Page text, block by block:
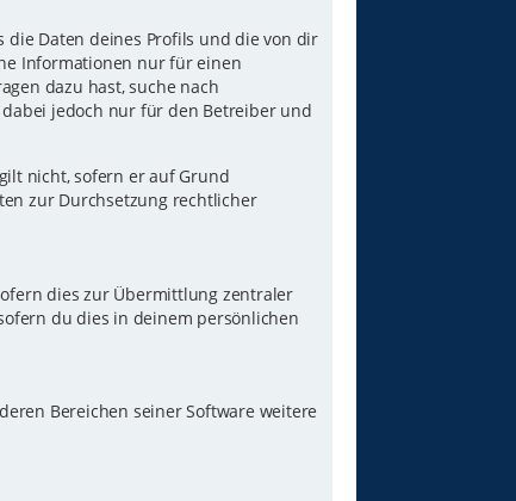
die Daten deines Profils und die von dir
Informationen nur für einen
dazu hast, suche nach
jedoch nur für den Betreiber und
nicht, sofern er auf Grund
zur Durchsetzung rechtlicher
dies zur Übermittlung zentraler
du dies in deinem persönlichen
Bereichen seiner Software weitere